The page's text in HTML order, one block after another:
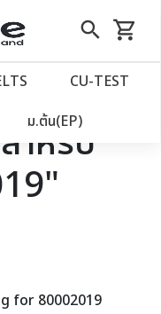
close
search
Skip
to
shopping_cart
รถเข็น
CU‑TEST
ม.ต้น(EP)
ำหรับ
for 80002019